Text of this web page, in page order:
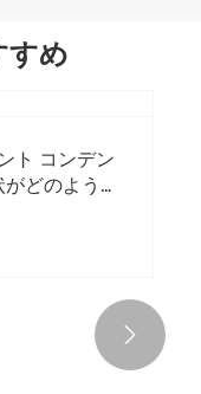
め
ト コンデン
